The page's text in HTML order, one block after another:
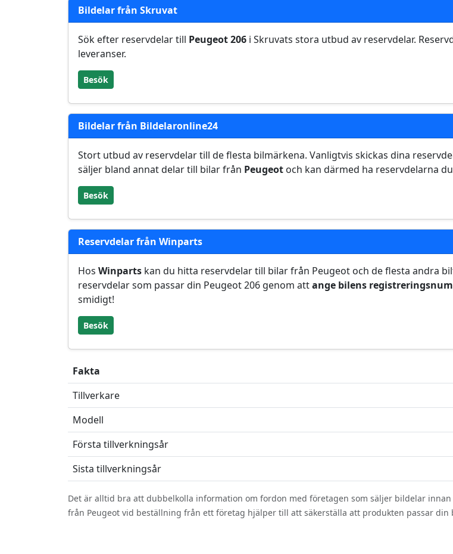
Bildelar från Skruvat
Sök efter reservdelar till Peugeot 206 i Skruvats stora utbud av reservdelar.
leveranser.
Besök
Bildelar från Bildelaronline24
Stort utbud av reservdelar till de flesta bilmärkena. Vanligtvis skickas dina
säljer bland annat delar till bilar från Peugeot och kan därmed ha reservdelarna
Besök
Reservdelar från Winparts
Hos Winparts kan du hitta reservdelar till bilar från Peugeot och de flesta andra
reservdelar som passar din Peugeot 206 genom attange bilens
smidigt!
Besök
Fakta
Tillverkare
Modell
Första tillverkningsår
Sista tillverkningsår
Det är alltid bra att dubbelkolla information om fordon med företagen som säljer bildelar
från Peugeot vid beställning från ett företag hjälper till att säkerställa att produkten passar din